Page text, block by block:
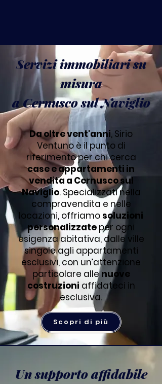
Servizi immobiliari su
misura
a Cernusco sul Naviglio
Da oltre vent'anni, Sirio
Ventuno è il punto di
riferimento per chi cerca
case e appartamenti in
vendita a Cernusco sul
Naviglio. Specializzati nella
compravendita e nelle
locazioni, offriamo soluzioni
personalizzate per ogni
esigenza abitativa, dalle ville
singole agli appartamenti
esclusivi, con un’attenzione
particolare allenuove
costruzioni affidateci in
esclusiva.
Scopri di più
Un supporto affidabile